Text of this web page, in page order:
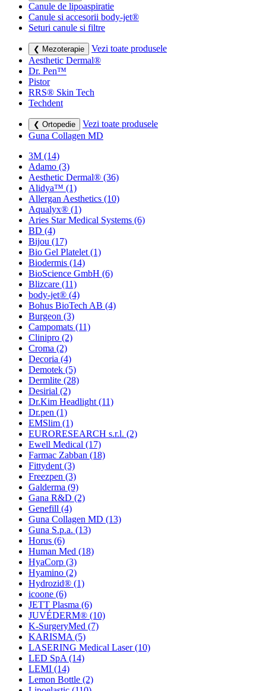
Canule de lipoaspiratie
Canule si accesorii body-jet®
Seturi canule si filtre
❮ Mezoterapie
Vezi toate produsele
Aesthetic Dermal®
Dr. Pen™
Pistor
RRS® Skin Tech
Techdent
❮ Ortopedie
Vezi toate produsele
Guna Collagen MD
3M (14)
Adamo (3)
Aesthetic Dermal® (36)
Alidya™ (1)
Allergan Aesthetics (10)
Aqualyx® (1)
Aries Star Medical Systems (6)
BD (4)
Bijou (17)
Bio Gel Platelet (1)
Biodermis (14)
BioScience GmbH (6)
Blizcare (11)
body-jet® (4)
Bohus BioTech AB (4)
Burgeon (3)
Campomats (11)
Clinipro (2)
Croma (2)
Decoria (4)
Demotek (5)
Dermlite (28)
Desirial (2)
Dr.Kim Headlight (11)
Dr.pen (1)
EMSlim (1)
EURORESEARCH s.r.l. (2)
Ewell Medical (17)
Farmac Zabban (18)
Fittydent (3)
Freezpen (3)
Galderma (9)
Gana R&D (2)
Genefill (4)
Guna Collagen MD (13)
Guna S.p.a. (13)
Horus (6)
Human Med (18)
HyaCorp (3)
Hyamino (2)
Hydrozid® (1)
icoone (6)
JETT Plasma (6)
JUVÉDERM® (10)
K-SurgeryMed (7)
KARISMA (5)
LASERING Medical Laser(10)
LED SpA (14)
LEMI (14)
Lemon Bottle (2)